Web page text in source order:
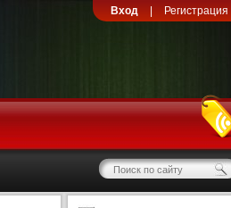
Вход Регистрация